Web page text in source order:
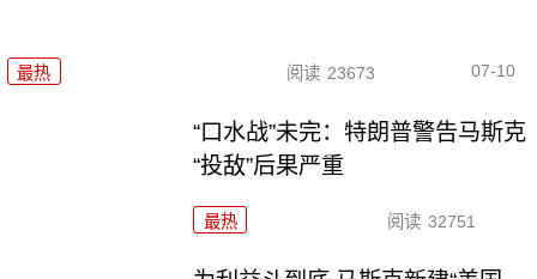
最热 阅读 23673 07-10
“口水战”未完：特朗普警告马斯克
“投敌”后果严重
最热 阅读 32751